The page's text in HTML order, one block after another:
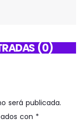
(0)
será publicada.
con *